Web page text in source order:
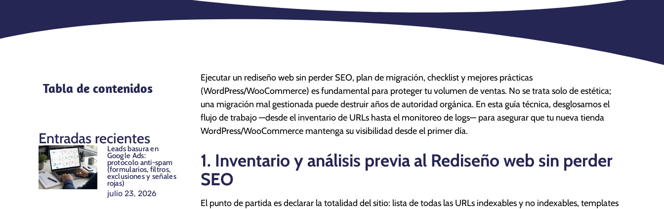
Ejecutar un rediseño web sin perder SEO, plan de migración, checklist y mejores prácticas
(WordPress/WooCommerce) es fundamental para proteger tu volumen de ventas. No se trata solo de estética;
una migración mal gestionada puede destruir años de autoridad orgánica. En esta guía técnica, desglosamos el
flujo de trabajo —desde el inventario de URLs hasta el monitoreo de logs— para asegurar que tu nueva tienda
WordPress/WooCommerce mantenga su visibilidad desde el primer día.
1. Inventario y análisis previa al Rediseño web sin perder
SEO
El punto de partida es declarar la totalidad del sitio: lista de todas las URLs indexables y no indexables, templates
Tabla de contenidos
Entradas recientes
Leads basura en
Google Ads:
protocolo anti-spam
(formularios, filtros,
exclusiones y señales
rojas)
julio 23, 2026